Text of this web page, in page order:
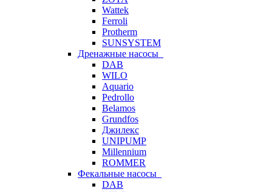
Wattek
Ferroli
Protherm
SUNSYSTEM
Дренажные насосы
DAB
WILO
Aquario
Pedrollo
Belamos
Grundfos
Джилекс
UNIPUMP
Millennium
ROMMER
Фекальные насосы
DAB